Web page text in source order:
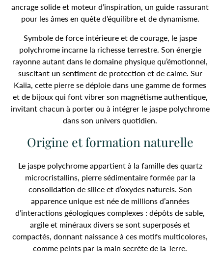
ancrage solide et moteur d’inspiration, un guide rassurant
pour les âmes en quête d’équilibre et de dynamisme.
Symbole de force intérieure et de courage, le jaspe
polychrome incarne la richesse terrestre. Son énergie
rayonne autant dans le domaine physique qu’émotionnel,
suscitant un sentiment de protection et de calme. Sur
Kaiia, cette pierre se déploie dans une gamme de formes
et de bijoux qui font vibrer son magnétisme authentique,
invitant chacun à porter ou à intégrer le jaspe polychrome
dans son univers quotidien.
Origine et formation naturelle
Le jaspe polychrome appartient à la famille des quartz
microcristallins, pierre sédimentaire formée par la
consolidation de silice et d’oxydes naturels. Son
apparence unique est née de millions d’années
d’interactions géologiques complexes : dépôts de sable,
argile et minéraux divers se sont superposés et
compactés, donnant naissance à ces motifs multicolores,
comme peints par la main secrète de la Terre.